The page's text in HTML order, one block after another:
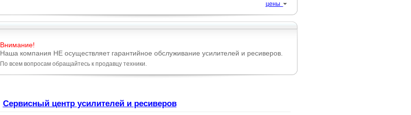
цены
Внимание!
Наша компания НЕ осуществляет гарантийное обслуживание усилителей и ресиверов.
По всем вопросам обращайтесь к продавцу техники.
Сервисный центр усилителей и ресиверов